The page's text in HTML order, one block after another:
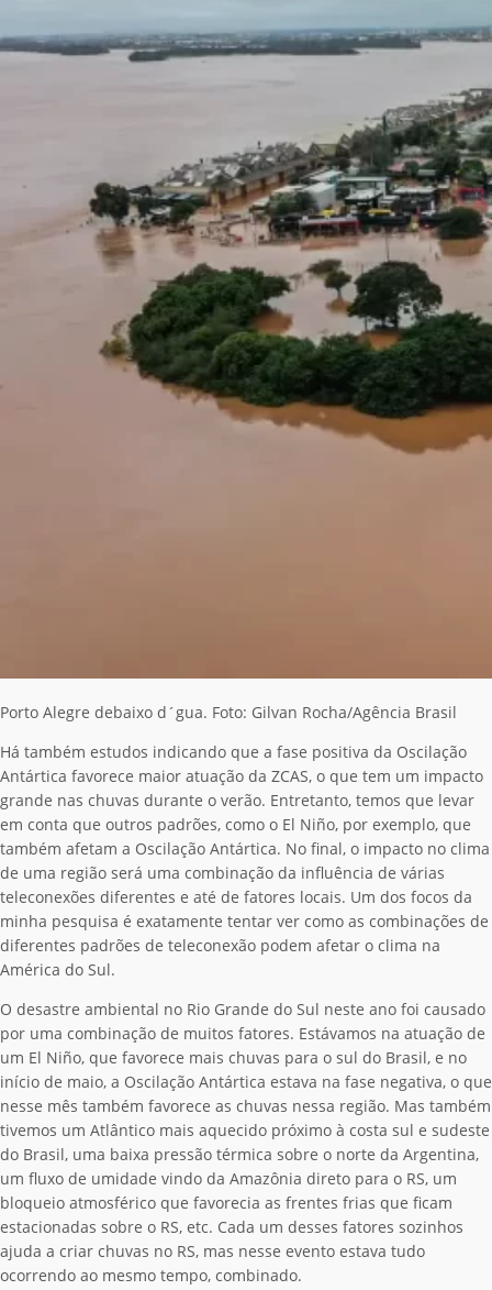
Porto Alegre debaixo d´gua. Foto: Gilvan Rocha/Agência Brasil
Há também estudos indicando que a fase positiva da Oscilação
Antártica favorece maior atuação da ZCAS, o que tem um impacto
grande nas chuvas durante o verão. Entretanto, temos que levar
em conta que outros padrões, como o El Niño, por exemplo, que
também afetam a Oscilação Antártica. No final, o impacto no clima
de uma região será uma combinação da influência de várias
teleconexões diferentes e até de fatores locais. Um dos focos da
minha pesquisa é exatamente tentar ver como as combinações de
diferentes padrões de teleconexão podem afetar o clima na
América do Sul.
O desastre ambiental no Rio Grande do Sul neste ano foi causado
por uma combinação de muitos fatores. Estávamos na atuação de
um El Niño, que favorece mais chuvas para o sul do Brasil, e no
início de maio, a Oscilação Antártica estava na fase negativa, o que
nesse mês também favorece as chuvas nessa região. Mas também
tivemos um Atlântico mais aquecido próximo à costa sul e sudeste
do Brasil, uma baixa pressão térmica sobre o norte da Argentina,
um fluxo de umidade vindo da Amazônia direto para o RS, um
bloqueio atmosférico que favorecia as frentes frias que ficam
estacionadas sobre o RS, etc. Cada um desses fatores sozinhos
ajuda a criar chuvas no RS, mas nesse evento estava tudo
ocorrendo ao mesmo tempo, combinado.